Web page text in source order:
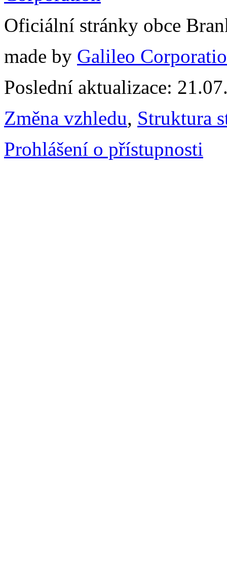
Oficiální stránky obce
made by Galileo
Poslední aktualizace:
Změna vzhledu, Struktura
Prohlášení o přístupnosti